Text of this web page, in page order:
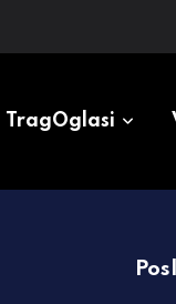
TragOglasi